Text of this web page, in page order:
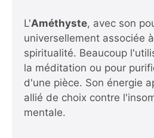
L'Améthyste, avec son
universellement associée
spiritualité. Beaucoup
la méditation ou pour
d'une pièce. Son énergie
allié de choix contre
mentale.